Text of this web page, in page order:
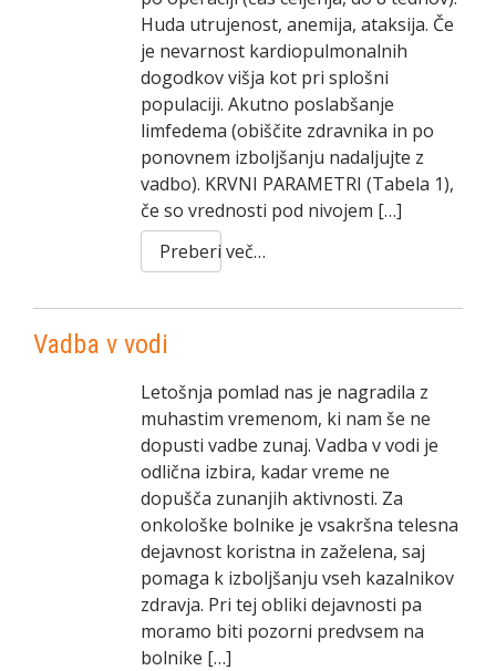
Huda utrujenost, anemija, ataksija. Če
je nevarnost kardiopulmonalnih
dogodkov višja kot pri splošni
populaciji. Akutno poslabšanje
limfedema (obiščite zdravnika in po
ponovnem izboljšanju nadaljujte z
vadbo). KRVNI PARAMETRI (Tabela 1),
če so vrednosti pod nivojem […]
Preberi več…
Vadba v vodi
Letošnja pomlad nas je nagradila z
muhastim vremenom, ki nam še ne
dopusti vadbe zunaj. Vadba v vodi je
odlična izbira, kadar vreme ne
dopušča zunanjih aktivnosti. Za
onkološke bolnike je vsakršna telesna
dejavnost koristna in zaželena, saj
pomaga k izboljšanju vseh kazalnikov
zdravja. Pri tej obliki dejavnosti pa
moramo biti pozorni predvsem na
bolnike […]